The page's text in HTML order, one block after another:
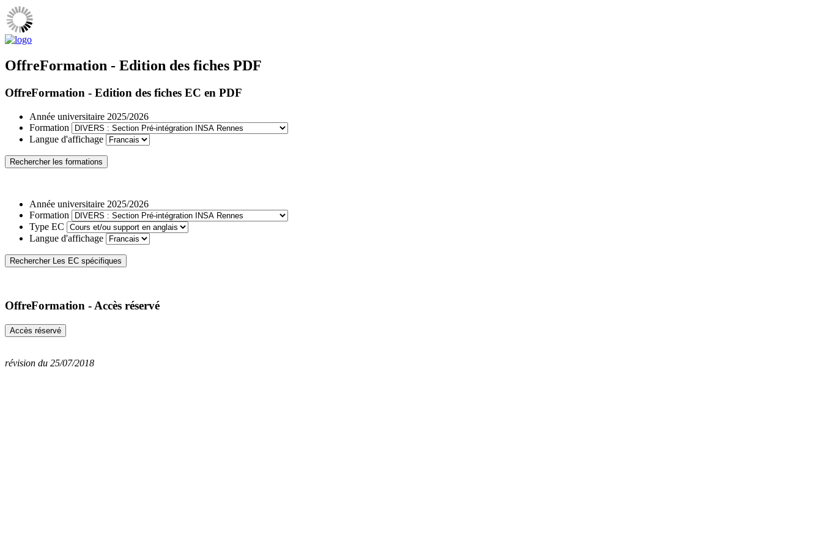
OffreFormation - Edition des fiches PDF
OffreFormation - Edition des fiches EC en PDF
Année universitaire 2025/2026
Formation
Langue d'affichage
Année universitaire 2025/2026
Formation
Type EC
Langue d'affichage
OffreFormation - Accès réservé
révision du 25/07/2018